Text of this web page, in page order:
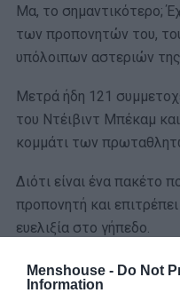
Menshouse - Do Not
Information
Μα, το σημαντικότερο;
των προπονητών του,
υπόλοιπων αστεριών
Μετρά ήδη 121
του Ντέιβιντ Μπέκαμ
κομμάτι των
Διότι είναι ένα πακέτο
προπονητή και
ευελιξία στο γήπεδο.